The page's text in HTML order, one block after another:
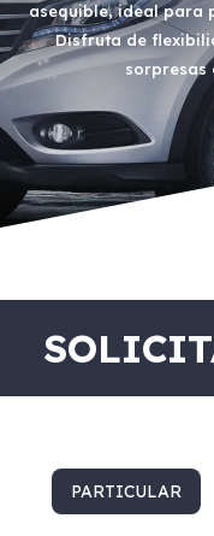
asequible, ideal para
Disfruta de
sorpresas
PARTICULAR